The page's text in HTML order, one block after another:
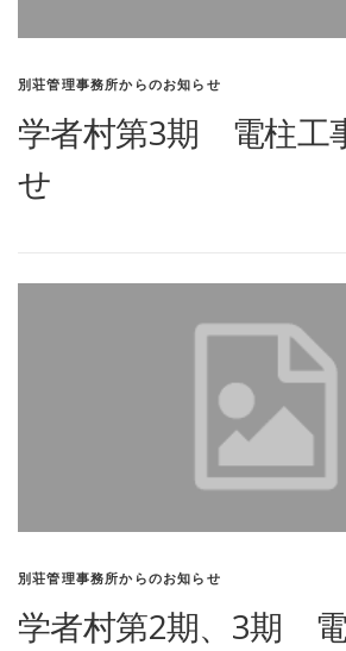
別荘管理事務所からのお知らせ
学者村第3期 電柱工
せ
別荘管理事務所からのお知らせ
学者村第2期、3期